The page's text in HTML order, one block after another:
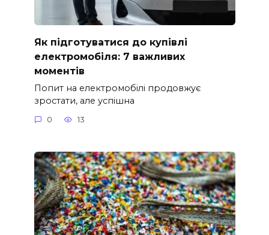
Як підготуватися до купівлі
електромобіля: 7 важливих
моментів
Попит на електромобілі продовжує
зростати, але успішна
0 13